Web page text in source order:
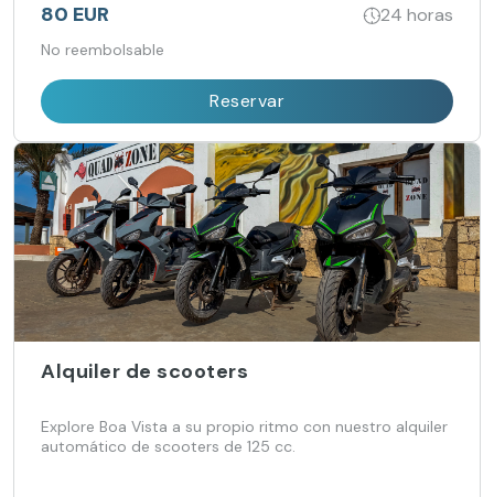
80 EUR 24 horas
No reembolsable
Reservar
Alquiler de scooters
Explore Boa Vista a su propio ritmo con nuestro alquiler
automático de scooters de 125 cc.